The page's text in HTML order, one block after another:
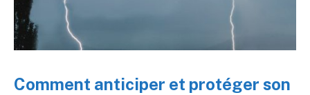
Comment anticiper et protéger son